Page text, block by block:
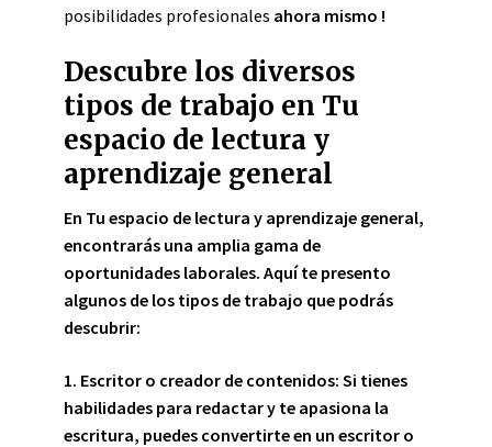
posibilidades profesionales ahora mismo !
Descubre los diversos
tipos de trabajo en Tu
espacio de lectura y
aprendizaje general
En Tu espacio de lectura y aprendizaje general,
encontrarás una amplia gama de
oportunidades laborales. Aquí te presento
algunos de los tipos de trabajo que podrás
descubrir:
1. Escritor o creador de contenidos: Si tienes
habilidades para redactar y te apasiona la
escritura, puedes convertirte en un escritor o